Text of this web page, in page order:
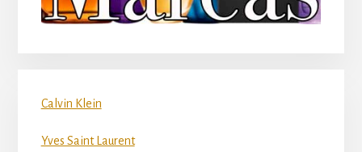
Calvin Klein
Yves Saint Laurent